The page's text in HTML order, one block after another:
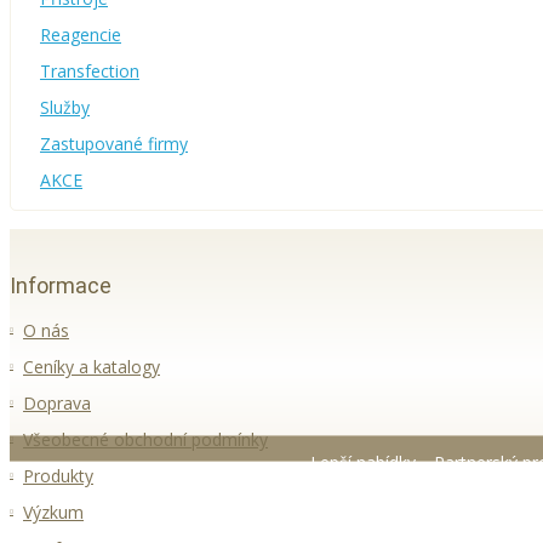
Reagencie
Transfection
Služby
Zastupované firmy
AKCE
Informace
O nás
Ceníky a katalogy
Doprava
Všeobecné obchodní podmínky
Produkty
Výzkum
Lepší nabídky Partnerský